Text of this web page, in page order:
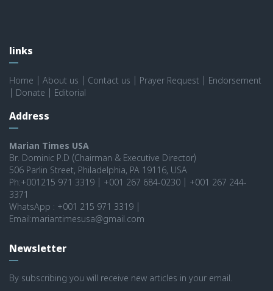
links
Home About us Contact us Prayer Request
Endorsement
Donate Editorial
Address
Marian Times USA
Br. Dominic P.D (Chairman & Executive Director)
506 Parlin Street, Philadelphia, PA 19116, USA
Ph:+001215 971 3319 | +001 267 684-0230 | +001 267 244-
3371
WhatsApp : +001 215 971 3319 |
Email:mariantimesusa@gmail.com
Newsletter
By subscribing you will receive new articles in your email.